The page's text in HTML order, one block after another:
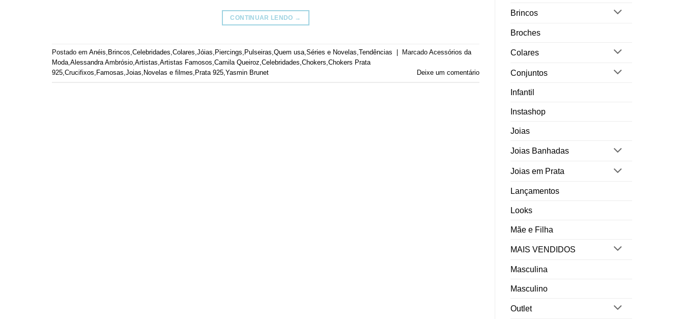
CONTINUAR LENDO →
Postado em Anéis, Brincos,Celebridades,Colares,Jóias, Piercings, Pulseiras,Quem usa,Séries e Novelas,Tendências Marcado Acessórios da
Moda,Alessandra Ambrósio,Artistas,Artistas Famosos,Camila Queiroz,Celebridades,Chokers,Chokers Prata
925,Crucifixos, Famosas,Joias, Novelas e filmes, Prata 925,Yasmin Brunet Deixe um comentário
Brincos
Broches
Colares
Conjuntos
Infantil
Instashop
Joias
Joias Banhadas
Joias em Prata
Lançamentos
Looks
Mãe e Filha
MAIS VENDIDOS
Masculina
Masculino
Outlet